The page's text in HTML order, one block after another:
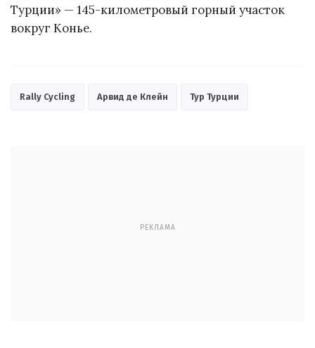
Турции» — 145-километровый горный участок
вокруг Конье.
Rally Cycling Арвид де Клейн Тур Турции
РЕКЛАМА